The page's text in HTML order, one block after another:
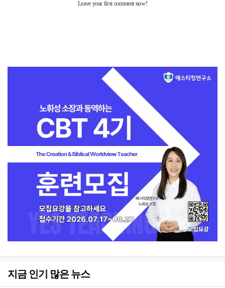
지금 인기 많은 뉴스